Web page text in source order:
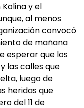
y el
al menos
convocó
de mañana
esperar que los
las calles que
luego de
heridas que
del 11 de